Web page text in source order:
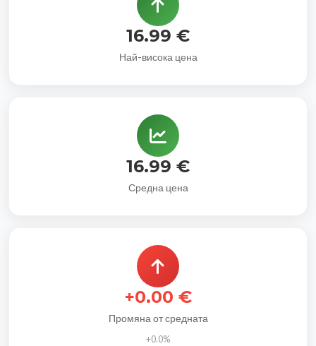
16.99 €
Най-висока цена
16.99 €
Средна цена
+0.00 €
Промяна от средната
+0.0%